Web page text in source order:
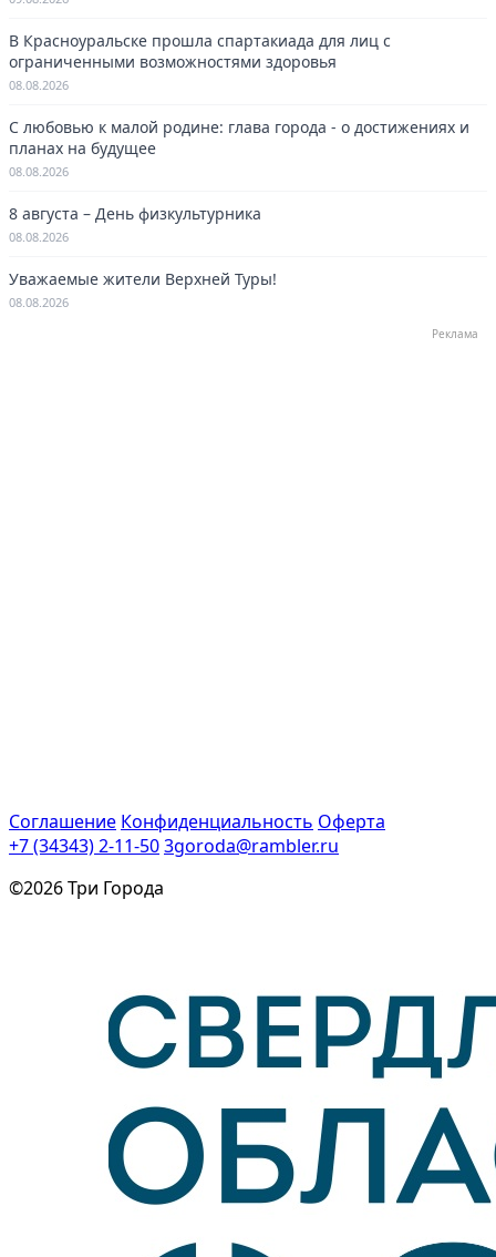
В Красноуральске прошла спартакиада для лиц с
ограниченными возможностями здоровья
08.08.2026
С любовью к малой родине: глава города - о достижениях и
планах на будущее
08.08.2026
8 августа – День физкультурника
08.08.2026
Уважаемые жители Верхней Туры!
08.08.2026
Реклама
Соглашение Конфиденциальность Оферта
+7 (34343) 2-11-503goroda@rambler.ru
©2026 Три Города